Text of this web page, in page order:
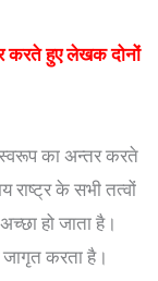
करते हुए लेखक दोनों
का अन्तर करते
राष्ट्र के सभी तत्वों
हो जाता है।
जागृत करता है।